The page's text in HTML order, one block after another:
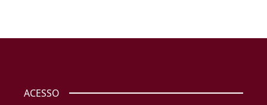
ACESSO